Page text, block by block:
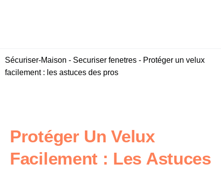
Sécuriser-Maison - Securiser fenetres - Protéger un velux
facilement : les astuces des pros
Protéger Un Velux
Facilement : Les Astuces